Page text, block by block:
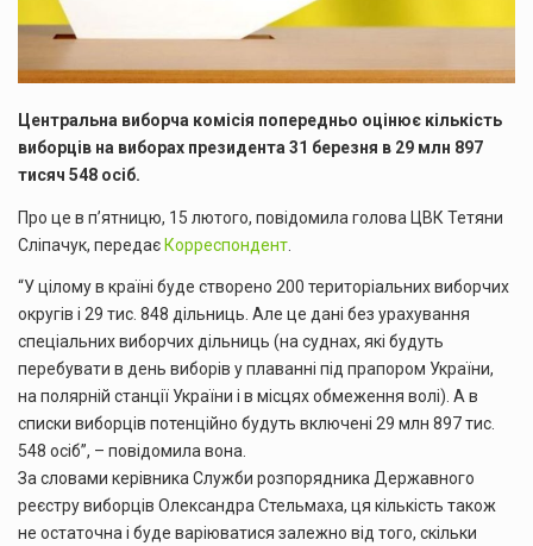
Центральна виборча комісія попередньо оцінює кількість
виборців на виборах президента 31 березня в 29 млн 897
тисяч 548 осіб.
Про це в п’ятницю, 15 лютого, повідомила голова ЦВК Тетяни
Сліпачук, передаєКорреспондент
“У цілому в країні буде створено 200 територіальних виборчих
округів і 29 тис. 848 дільниць. Але це дані без урахування
спеціальних виборчих дільниць (на суднах, які будуть
перебувати в день виборів у плаванні під прапором України,
на полярній станції України і в місцях обмеження волі). А в
списки виборців потенційно будуть включені 29 млн 897 тис.
548 осіб”, – повідомила вона.
За словами керівника Служби розпорядника Державного
реєстру виборців Олександра Стельмаха, ця кількість також
не остаточна і буде варіюватися залежно від того, скільки